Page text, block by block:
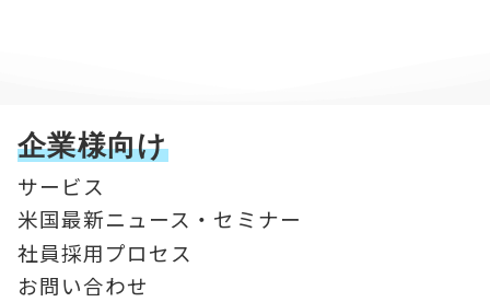
企業様向け
サービス
米国最新ニュース・セミナー
社員採用プロセス
お問い合わせ